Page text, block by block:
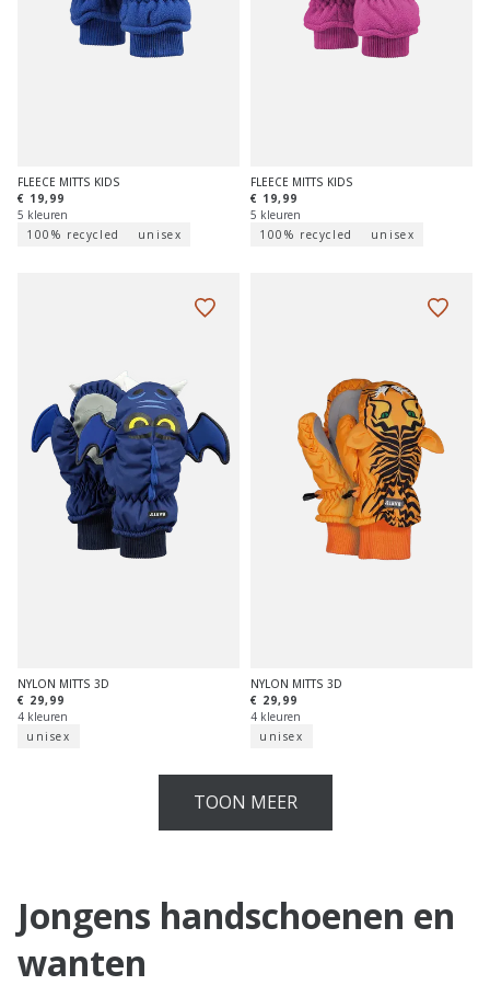
FLEECE MITTS KIDS
€ 19,99
5 kleuren
100% recycled
unisex
FLEECE MITTS KIDS
€ 19,99
5 kleuren
100% recycled
unisex
NYLON MITTS 3D
€ 29,99
4 kleuren
unisex
NYLON MITTS 3D
€ 29,99
4 kleuren
unisex
TOON MEER
Jongens handschoenen en
wanten